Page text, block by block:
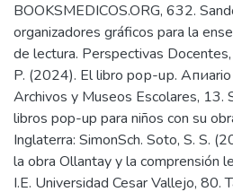
BOOKSMEDICOS.ORG, 632.
organizadores gráficos para la
de lectura. Perspectivas
P. (2024). El libro pор-uр.
Archivos y Museos Escolares, 13.
libros pop-up para niños con su
Inglaterra: SimonSch. Soto, S. S.
la obra Ollantay y la comprensión
I.E. Universidad Cesar Vallejo, 80.